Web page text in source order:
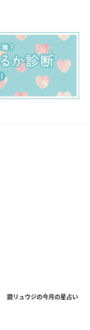
鏡リュウジの今月の星占い